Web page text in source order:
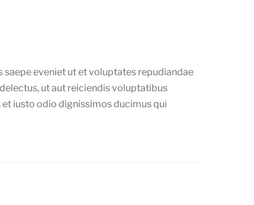
eveniet ut et voluptates repudiandae
ut aut reiciendis voluptatibus
iusto odio dignissimos ducimus qui